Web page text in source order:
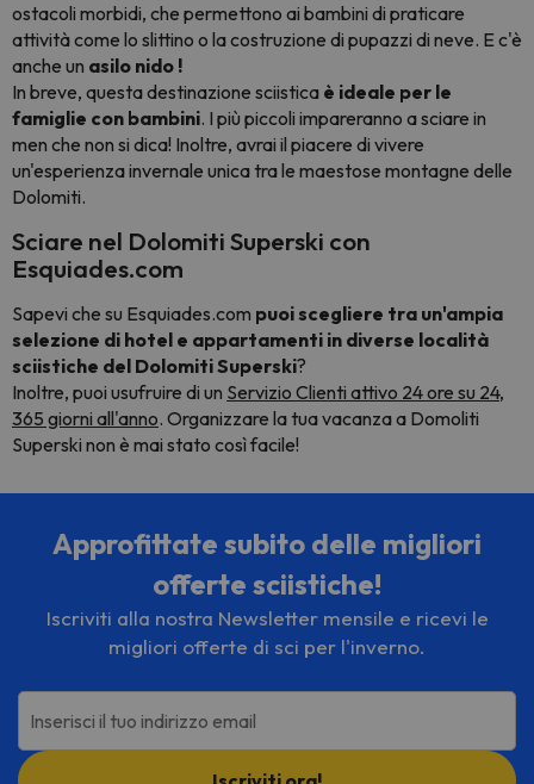
ostacoli morbidi, che permettono ai bambini di praticare
attività come lo slittino o la costruzione di pupazzi di neve. E c'è
anche un asilo nido !
In breve, questa destinazione sciistica è ideale per le
famiglie con bambini. I più piccoli impareranno a sciare in
men che non si dica! Inoltre, avrai il piacere di vivere
un'esperienza invernale unica tra le maestose montagne delle
Dolomiti.
Sciare nel Dolomiti Superski con
Esquiades.com
Sapevi che su Esquiades.com puoi scegliere tra un'ampia
selezione di hotel e appartamenti in diverse località
sciistiche del Dolomiti Superski?
Inoltre, puoi usufruire di un Servizio Clienti attivo 24 ore su 24,
365 giorni all'anno. Organizzare la tua vacanza a Domoliti
Superski non è mai stato così facile!
Approfittate subito delle migliori
offerte sciistiche!
Iscriviti alla nostra Newsletter mensile e ricevi le
migliori offerte di sci per l'inverno.
Inserisci il tuo indirizzo email